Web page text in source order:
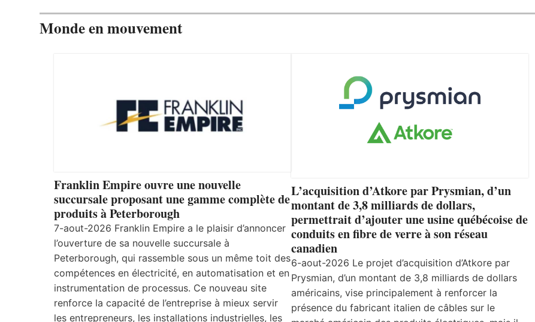
Monde en mouvement
Franklin Empire ouvre une nouvelle
succursale proposant une gamme complète de
produits à Peterborough
7-aout-2026 Franklin Empire a le plaisir d’annoncer
l’ouverture de sa nouvelle succursale à
Peterborough, qui rassemble sous un même toit des
compétences en électricité, en automatisation et en
instrumentation de processus. Ce nouveau site
renforce la capacité de l’entreprise à mieux servir
les entrepreneurs, les installations industrielles, les
L’acquisition d’Atkore par Prysmian, d’un
montant de 3,8 milliards de dollars,
permettrait d’ajouter une usine québécoise de
conduits en fibre de verre à son réseau
canadien
6-aout-2026 Le projet d’acquisition d’Atkore par
Prysmian, d’un montant de 3,8 milliards de dollars
américains, vise principalement à renforcer la
présence du fabricant italien de câbles sur le